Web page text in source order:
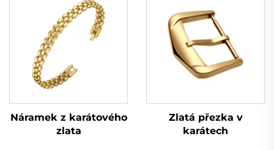
Náramek z karátového
zlata
Zlatá přezka v
karátech